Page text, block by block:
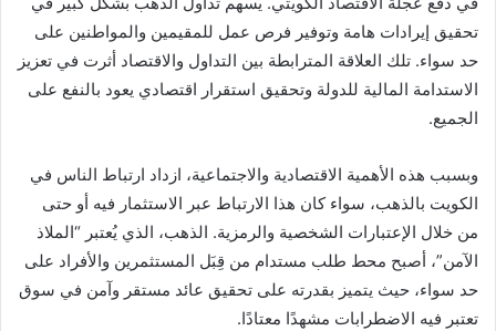
تحقيق إيرادات هامة وتوفير فرص عمل للمقيمين والمواطنين على
حد سواء. تلك العلاقة المترابطة بين التداول والاقتصاد أثرت في تعزيز
الاستدامة المالية للدولة وتحقيق استقرار اقتصادي يعود بالنفع على
الجميع.
وبسبب هذه الأهمية الاقتصادية والاجتماعية، ازداد ارتباط الناس في
الكويت بالذهب، سواء كان هذا الارتباط عبر الاستثمار فيه أو حتى
من خلال الإعتبارات الشخصية والرمزية. الذهب، الذي يُعتبر “الملاذ
الآمن”، أصبح محط طلب مستدام من قِبَل المستثمرين والأفراد على
حد سواء، حيث يتميز بقدرته على تحقيق عائد مستقر وآمن في سوق
تعتبر فيه الاضطرابات مشهدًا معتادًا.